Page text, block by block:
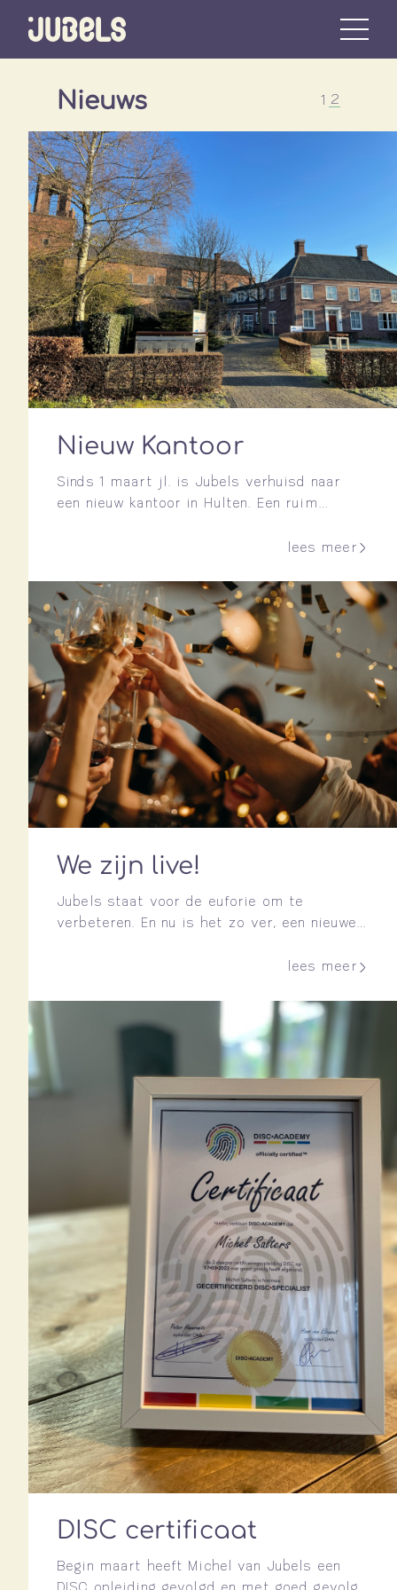
Nieuws 1 2
Nieuw Kantoor
Sinds 1 maart jl. is Jubels verhuisd naar
een nieuw kantoor in Hulten. Een ruim
worden. Blij mee. Op naar de volgende stap
in een kop koffie dan ben je van harte
welkom aan de Rijksweg 24A in Hulten.
Geef […]
lees meer
We zijn live!
Jubels staat voor de euforie om te
verbeteren. En nu is het zo ver, een nieuwe
uiterst dankbaar voor de totstandkoming
Daarnaast hebben we nagedacht over onze
communicatie en waar we voor willen staan.
Jubels ontwikkelt, verbindt, verbetert en
verankert vormt de kern. […]
lees meer
DISC certificaat
Begin maart heeft Michel van Jubels een